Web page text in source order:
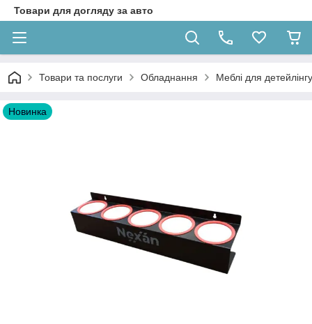
Товари для догляду за авто
Товари та послуги Обладнання Меблі для детейлінгу
Новинка